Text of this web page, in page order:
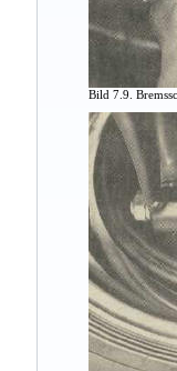
Bild 7.9.